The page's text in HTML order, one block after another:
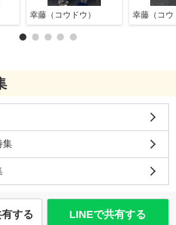
幸藤（コウドウ） 幸藤（コウ
集
する LINEで共有する